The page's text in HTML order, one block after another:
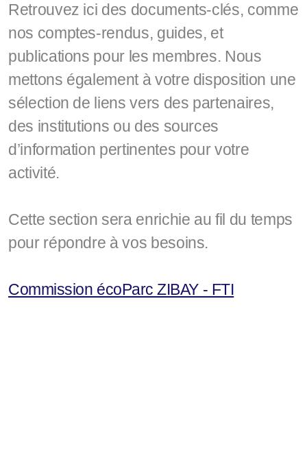
Retrouvez ici des documents-clés, comme
nos comptes-rendus, guides, et
publications pour les membres. Nous
mettons également à votre disposition une
sélection de liens vers des partenaires,
des institutions ou des sources
d’information pertinentes pour votre
activité.
Cette section sera enrichie au fil du temps
pour répondre à vos besoins.
Commission écoParc ZIBAY - FTI